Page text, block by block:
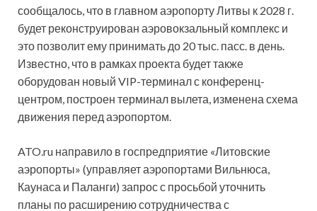
сообщалось, что в главном аэропорту Литвы к 2028 г.
будет реконструирован аэровокзальный комплекс и
это позволит ему принимать до 20 тыс. пасс. в день.
Известно, что в рамках проекта будет также
оборудован новый VIP-терминал с конференц-
центром, построен терминал вылета, изменена схема
движения перед аэропортом.
ATO.ru направило в госпредприятие «Литовские
аэропорты» (управляет аэропортами Вильнюса,
Каунаса и Паланги) запрос с просьбой уточнить
планы по расширению сотрудничества с